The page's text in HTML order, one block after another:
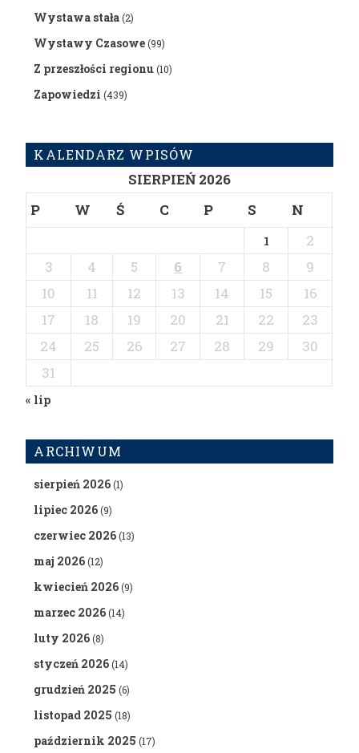
Wystawa stała(2)
Wystawy Czasowe(99)
Z przeszłości regionu(10)
Zapowiedzi (439)
KALENDARZ WPISÓW
SIERPIEŃ 2026
P
W Ś C P S N
1
2
3
4 5 6 7 8
9
10
11 12 13 14 15
16
17
18 19 20 21 22
23
24
25 26 27 28 29
30
31
« lip
ARCHIWUM
sierpień 2026(1)
lipiec 2026(9)
czerwiec 2026(13)
maj 2026(12)
kwiecień 2026(9)
marzec 2026(14)
luty 2026(8)
styczeń 2026(14)
grudzień 2025 (6)
listopad 2025 (18)
październik 2025 (17)